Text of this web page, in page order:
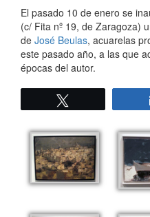
El pasado 10 de enero se
(c/ Fita nº 19, de Zaragoza)
de José Beulas, acuarelas
este pasado año, a las que
épocas del autor.